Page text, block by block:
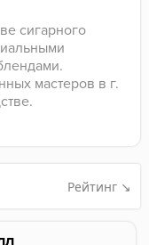
сигарного
мастеров в г.
Рейтинг ↘